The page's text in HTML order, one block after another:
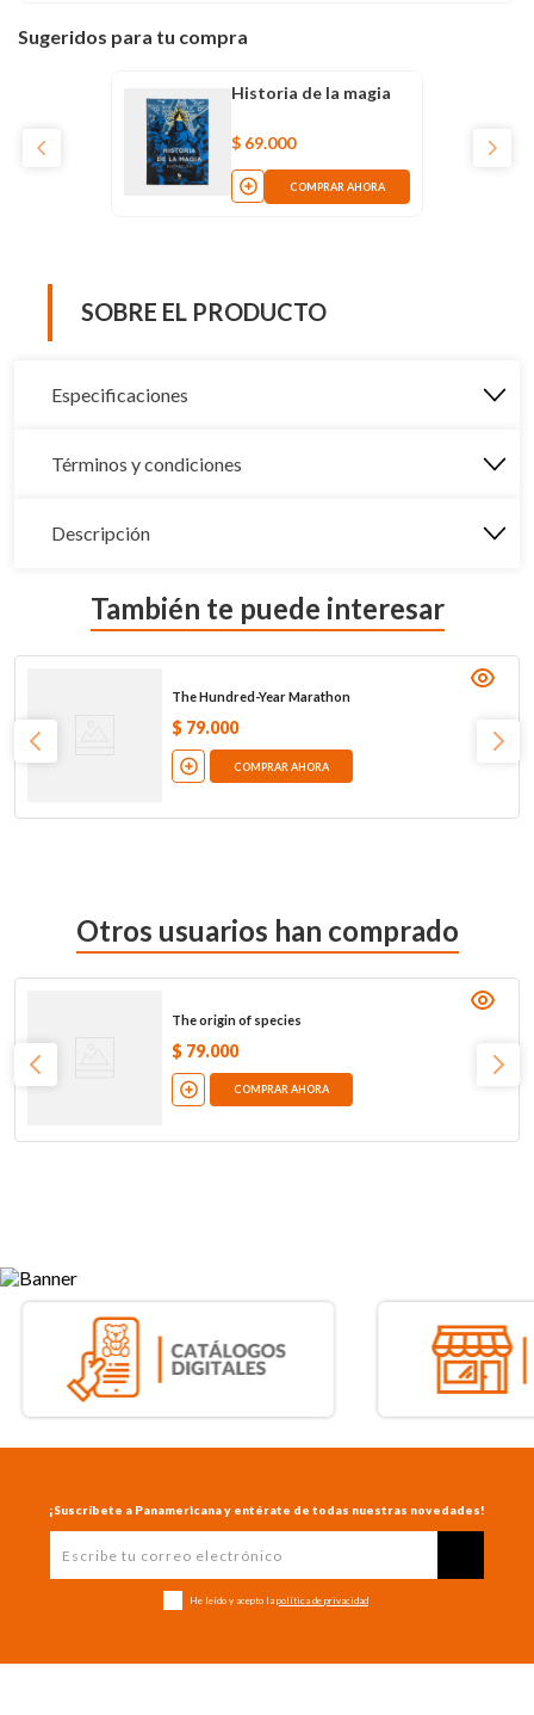
Sugeridos para tu compra
Historia de la magia
$ 69.000
COMPRAR AHORA
SOBRE EL PRODUCTO
Especificaciones
Términos y condiciones
Descripción
También te puede interesar
The Hundred-Year Marathon
$ 79.000
COMPRAR AHORA
Otros usuarios han comprado
The origin of species
$ 79.000
COMPRAR AHORA
¡Suscríbete a Panamericana y entérate de todas nuestras novedades!
He leído y acepto la política de privacidad